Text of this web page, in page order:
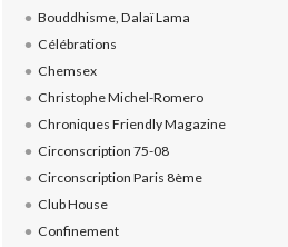
Bouddhisme, Dalaï Lama
Célébrations
Chemsex
Christophe Michel-Romero
Chroniques Friendly Magazine
Circonscription 75-08
Circonscription Paris 8ème
Club House
Confinement